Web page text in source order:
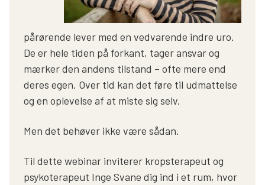
pårørende lever med en vedvarende indre uro.
De er hele tiden på forkant, tager ansvar og
mærker den andens tilstand – ofte mere end
deres egen. Over tid kan det føre til udmattelse
og en oplevelse af at miste sig selv.
Men det behøver ikke være sådan.
Til dette webinar inviterer kropsterapeut og
psykoterapeut Inge Svane dig ind i et rum, hvor